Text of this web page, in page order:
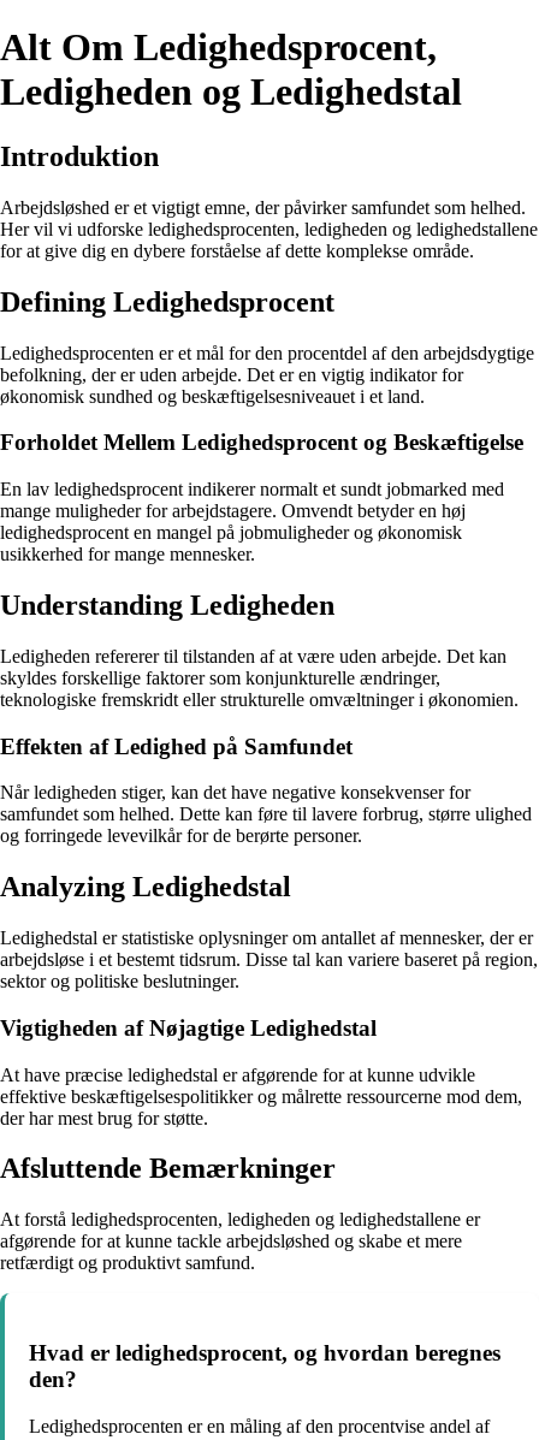
Alt Om Ledighedsprocent,
Ledigheden og Ledighedstal
Introduktion
Arbejdsløshed er et vigtigt emne, der påvirker samfundet som helhed.
Her vil vi udforske ledighedsprocenten, ledigheden og ledighedstallene
for at give dig en dybere forståelse af dette komplekse område.
Defining Ledighedsprocent
Ledighedsprocenten er et mål for den procentdel af den arbejdsdygtige
befolkning, der er uden arbejde. Det er en vigtig indikator for
økonomisk sundhed og beskæftigelsesniveauet i et land.
Forholdet Mellem Ledighedsprocent og Beskæftigelse
En lav ledighedsprocent indikerer normalt et sundt jobmarked med
mange muligheder for arbejdstagere. Omvendt betyder en høj
ledighedsprocent en mangel på jobmuligheder og økonomisk
usikkerhed for mange mennesker.
Understanding Ledigheden
Ledigheden refererer til tilstanden af at være uden arbejde. Det kan
skyldes forskellige faktorer som konjunkturelle ændringer,
teknologiske fremskridt eller strukturelle omvæltninger i økonomien.
Effekten af Ledighed på Samfundet
Når ledigheden stiger, kan det have negative konsekvenser for
samfundet som helhed. Dette kan føre til lavere forbrug, større ulighed
og forringede levevilkår for de berørte personer.
Analyzing Ledighedstal
Ledighedstal er statistiske oplysninger om antallet af mennesker, der er
arbejdsløse i et bestemt tidsrum. Disse tal kan variere baseret på region,
sektor og politiske beslutninger.
Vigtigheden af Nøjagtige Ledighedstal
At have præcise ledighedstal er afgørende for at kunne udvikle
effektive beskæftigelsespolitikker og målrette ressourcerne mod dem,
der har mest brug for støtte.
Afsluttende Bemærkninger
At forstå ledighedsprocenten, ledigheden og ledighedstallene er
afgørende for at kunne tackle arbejdsløshed og skabe et mere
retfærdigt og produktivt samfund.
Hvad er ledighedsprocent, og hvordan beregnes
den?
Ledighedsprocenten er en måling af den procentvise andel af